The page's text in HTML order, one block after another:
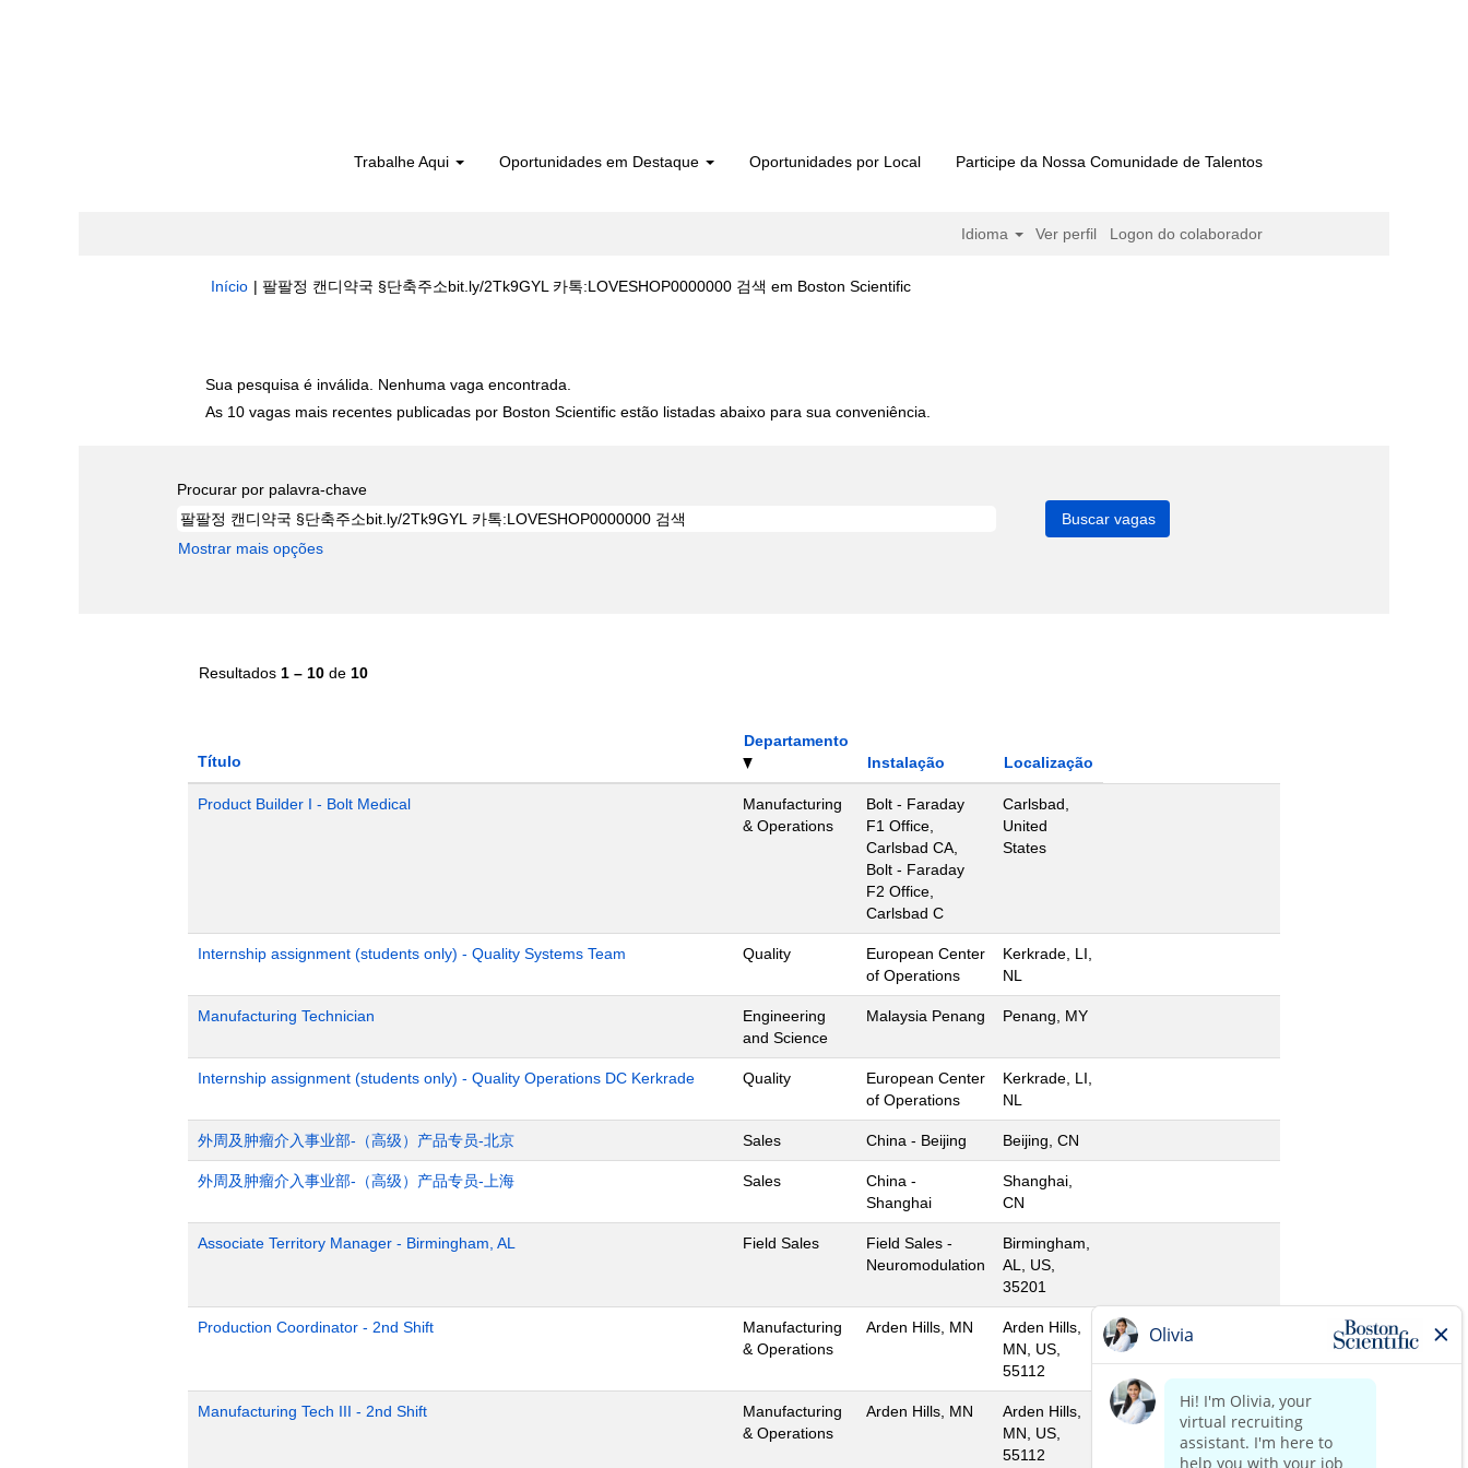
Trabalhe Aqui Oportunidades em Destaque Oportunidades por Local Participe da Nossa Comunidade de Talentos
Idioma Ver perfil Logon do colaborador
Início | 팔팔정 캔디약국 §단축주소bit.ly/2Tk9GYL 카톡:LOVESHOP0000000 검색 em Boston Scientific(página
Sua pesquisa é inválida. Nenhuma vaga encontrada.
As 10 vagas mais recentes publicadas por Boston Scientific estão listadas abaixo para sua conveniência.
Procurar por palavra-chave
Mostrar mais opções
Resultados 1 – 10 de 10
Título
Departamento
Instalação
Localização
Product Builder I - Bolt Medical
Manufacturing
& Operations
Bolt - Faraday
F1 Office,
Carlsbad CA,
Bolt - Faraday
F2 Office,
Carlsbad C
Carlsbad,
United
States
Internship assignment (students only) - Quality Systems Team Quality
European Center
of Operations
Kerkrade, LI,
NL
Manufacturing Technician
Engineering
and Science
Malaysia Penang Penang, MY
Internship assignment (students only) - Quality Operations DC Kerkrade Quality
European Center
of Operations
Kerkrade, LI,
NL
外周及肿瘤介入事业部-（高级）产品专员-北京 Sales China - Beijing Beijing, CN
外周及肿瘤介入事业部-（高级）产品专员-上海 Sales
China -
Shanghai
Shanghai,
CN
Associate Territory Manager - Birmingham, AL Field Sales
Field Sales -
Neuromodulation
Birmingham,
AL, US,
35201
Production Coordinator - 2nd Shift
Manufacturing
& Operations
Arden Hills, MN
Arden Hills,
MN, US,
55112
Manufacturing Tech III - 2nd Shift
Manufacturing
& Operations
Arden Hills, MN
Arden Hills,
MN, US,
55112